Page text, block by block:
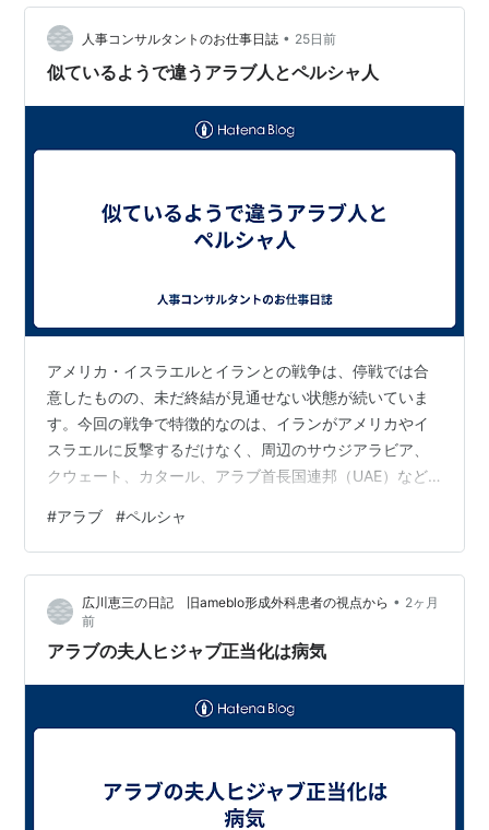
人事コンサルタントのお仕事日誌 • 25日前
似ているようで違うアラブ人とペルシャ人
アメリカ・イスラエルとイランとの戦争は、停戦では合
意したものの、未だ終結が見通せない状態が続いていま
す。今回の戦争で特徴的なのは、イランがアメリカやイ
スラエルに反撃するだけなく、周辺のサウジアラビア、
クウェート、カタール、アラブ首長国連邦（UAE）など
#アラブ #ペルシャ
広川恵三の日記 旧ameblo形成外科患者の視点から • 2ヶ月
前
アラブの夫人ヒジャブ正当化は病気